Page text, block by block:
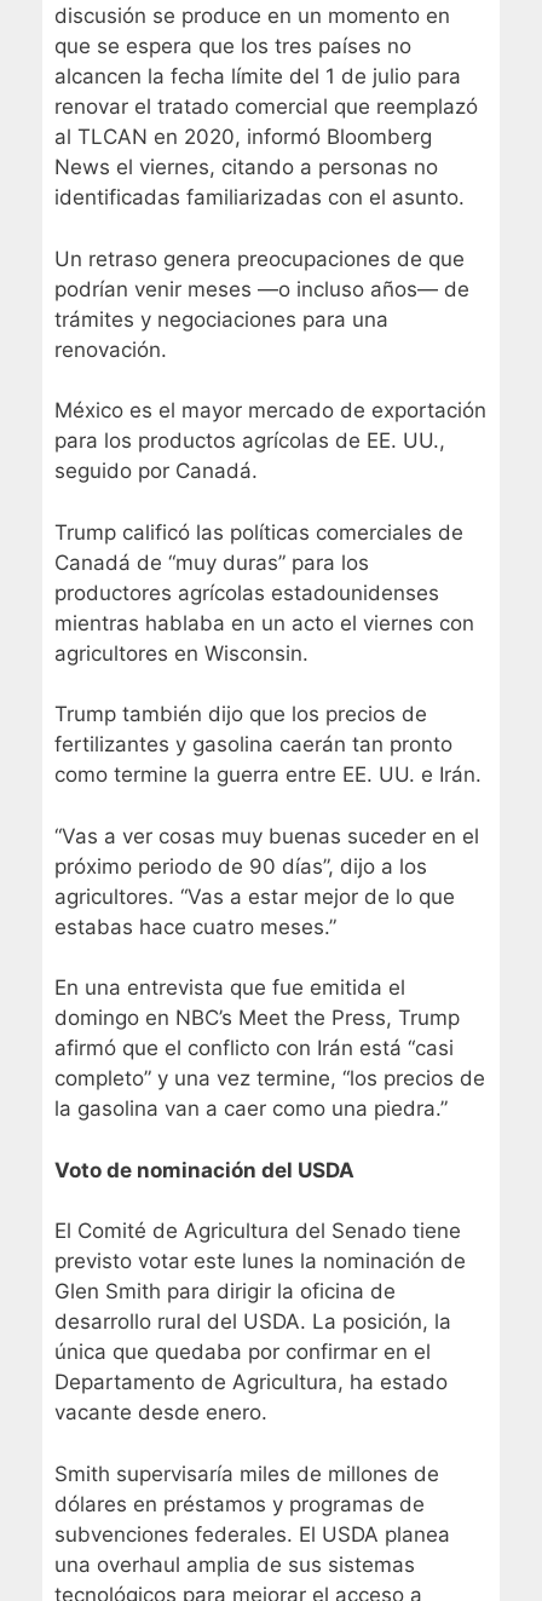
discusión se produce en un momento en
que se espera que los tres países no
alcancen la fecha límite del 1 de julio para
renovar el tratado comercial que reemplazó
al TLCAN en 2020, informó Bloomberg
News el viernes, citando a personas no
identificadas familiarizadas con el asunto.
Un retraso genera preocupaciones de que
podrían venir meses —o incluso años— de
trámites y negociaciones para una
renovación.
México es el mayor mercado de exportación
para los productos agrícolas de EE. UU.,
seguido por Canadá.
Trump calificó las políticas comerciales de
Canadá de “muy duras” para los
productores agrícolas estadounidenses
mientras hablaba en un acto el viernes con
agricultores en Wisconsin.
Trump también dijo que los precios de
fertilizantes y gasolina caerán tan pronto
como termine la guerra entre EE. UU. e Irán.
“Vas a ver cosas muy buenas suceder en el
próximo periodo de 90 días”, dijo a los
agricultores. “Vas a estar mejor de lo que
estabas hace cuatro meses.”
En una entrevista que fue emitida el
domingo en NBC’s Meet the Press, Trump
afirmó que el conflicto con Irán está “casi
completo” y una vez termine, “los precios de
la gasolina van a caer como una piedra.”
Voto de nominación del USDA
El Comité de Agricultura del Senado tiene
previsto votar este lunes la nominación de
Glen Smith para dirigir la oficina de
desarrollo rural del USDA. La posición, la
única que quedaba por confirmar en el
Departamento de Agricultura, ha estado
vacante desde enero.
Smith supervisaría miles de millones de
dólares en préstamos y programas de
subvenciones federales. El USDA planea
una overhaul amplia de sus sistemas
tecnológicos para mejorar el acceso a